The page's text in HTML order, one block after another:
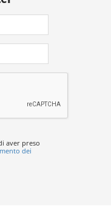
aver preso
dei